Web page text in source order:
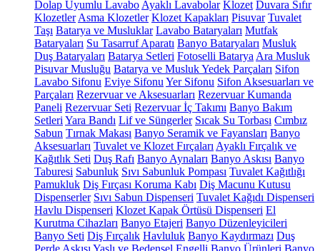
Dolap Uyumlu Lavabo Ayaklı Lavabolar Klozet Duvara Sıfır
Klozetler Asma Klozetler Klozet Kapakları Pisuvar Tuvalet
Taşı Batarya ve Musluklar Lavabo Bataryaları Mutfak
Bataryaları Su Tasarruf Aparatı Banyo Bataryaları Musluk
Duş Bataryaları Batarya Setleri Fotoselli Batarya Ara Musluk
Pisuvar Musluğu Batarya ve Musluk Yedek Parçaları Sifon
Lavabo Sifonu Eviye Sifonu Yer Sifonu Sifon Aksesuarları ve
Parçaları Rezervuar ve Aksesuarları Rezervuar Kumanda
Paneli Rezervuar Seti Rezervuar İç Takımı Banyo Bakım
Setleri Yara Bandı Lif ve Süngerler Sıcak Su Torbası Cımbız
Sabun Tırnak Makası Banyo Seramik ve Fayansları Banyo
Aksesuarları Tuvalet ve Klozet Fırçaları Ayaklı Fırçalık ve
Kağıtlık Seti Duş Rafı Banyo Aynaları Banyo Askısı Banyo
Taburesi Sabunluk Sıvı Sabunluk Pompası Tuvalet Kağıtlığı
Pamukluk Diş Fırçası Koruma Kabı Diş Macunu Kutusu
Dispenserler Sıvı Sabun Dispenseri Tuvalet Kağıdı Dispenseri
Havlu Dispenseri Klozet Kapak Örtüsü Dispenseri El
Kurutma Cihazları Banyo Etajeri Banyo Düzenleyicileri
Banyo Seti Diş Fırçalık Havluluk Banyo Kaydırmazı Duş
Perde Askısı Yaşlı ve Bedensel Engelli Banyo Ürünleri Banyo